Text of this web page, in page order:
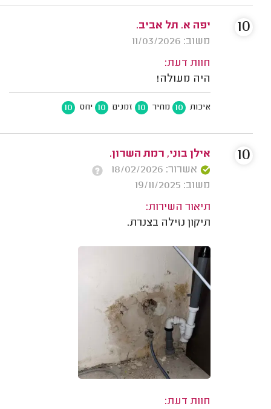
יפה א. תל אביב.
משוב: 11/03/2026
חוות דעת:
היה מעולה!
איכות 10 מחיר 10 זמנים 10 יחס 10
10
אילן בוני, רמת השרון.
אשרור: 18/02/2026
משוב: 19/11/2025
תיאור השירות:
תיקון נזילה בצנרת.
חוות דעת:
10